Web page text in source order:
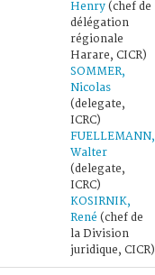
Henry (chef de
délégation
régionale
Harare, CICR)
SOMMER,
Nicolas
(delegate,
ICRC)
FUELLEMANN,
Walter
(delegate,
ICRC)
KOSIRNIK,
René (chef de
la Division
juridique, CICR)